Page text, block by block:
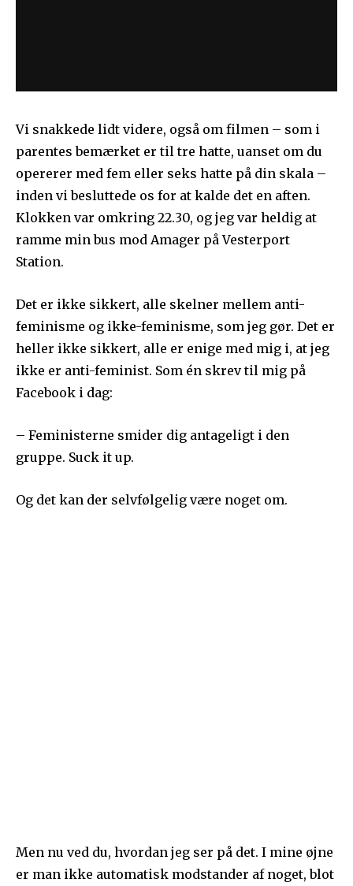
Vi snakkede lidt videre, også om filmen – som i
parentes bemærket er til tre hatte, uanset om du
opererer med fem eller seks hatte på din skala –
inden vi besluttede os for at kalde det en aften.
Klokken var omkring 22.30, og jeg var heldig at
ramme min bus mod Amager på Vesterport
Station.
Det er ikke sikkert, alle skelner mellem anti-
feminisme og ikke-feminisme, som jeg gør. Det er
heller ikke sikkert, alle er enige med mig i, at jeg
ikke er anti-feminist. Som én skrev til mig på
Facebook i dag:
– Feministerne smider dig antageligt i den
gruppe. Suck it up.
Og det kan der selvfølgelig være noget om.
Men nu ved du, hvordan jeg ser på det. I mine øjne
er man ikke automatisk modstander af noget, blot